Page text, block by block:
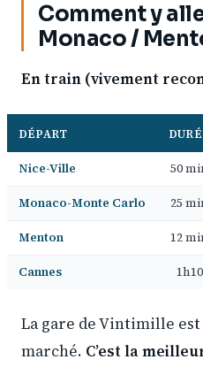
Comment y
Monaco /
En train (vivement
DÉPART
Nice-Ville 50
Monaco-Monte Carlo 25
Menton 12
Cannes 1h10
La gare de Vintimille est
marché. C’est la